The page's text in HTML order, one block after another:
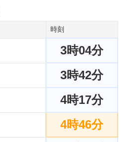
時刻
3時04分
3時42分
4時17分
4時46分